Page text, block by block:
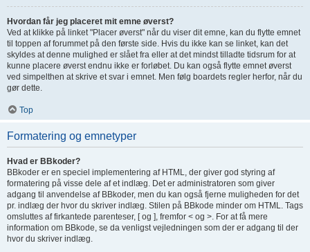
Hvordan får jeg placeret mit emne øverst?
Ved at klikke på linket "Placer øverst" når du viser dit emne, kan du flytte emnet
til toppen af forummet på den første side. Hvis du ikke kan se linket, kan det
skyldes at denne mulighed er slået fra eller at det mindst tilladte tidsrum for at
kunne placere øverst endnu ikke er forløbet. Du kan også flytte emnet øverst
ved simpelthen at skrive et svar i emnet. Men følg boardets regler herfor, når du
gør dette.
Top
Formatering og emnetyper
Hvad er BBkoder?
BBkoder er en speciel implementering af HTML, der giver god styring af
formatering på visse dele af et indlæg. Det er administratoren som giver
adgang til anvendelse af BBkoder, men du kan også fjerne muligheden for det
pr. indlæg der hvor du skriver indlæg. Stilen på BBkode minder om HTML. Tags
omsluttes af firkantede parenteser, [ og ], fremfor < og >. For at få mere
information om BBkode, se da venligst vejledningen som der er adgang til der
hvor du skriver indlæg.